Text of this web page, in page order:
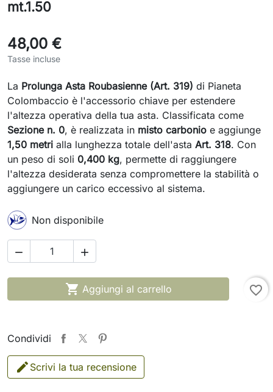
mt.1.50
48,00 €
Tasse incluse
La Prolunga Asta Roubasienne (Art. 319) di Pianeta
Colombaccio è l'accessorio chiave per estendere
l'altezza operativa della tua asta. Classificata come
Sezione n. 0, è realizzata in misto carbonio e aggiunge
1,50 metri alla lunghezza totale dell'asta Art. 318. Con
un peso di soli 0,400 kg, permette di raggiungere
l'altezza desiderata senza compromettere la stabilità o
aggiungere un carico eccessivo al sistema.
Non disponibile
 
 Aggiungi al carrello favorite_border
Condividi
Scrivi la tua recensione